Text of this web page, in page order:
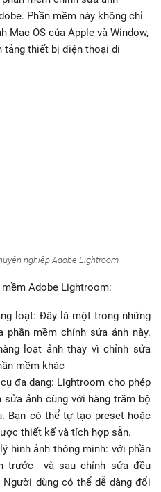
Phần mềm này không chỉ
Mac OS của Apple và Window,
tảng thiết bị điện thoại di
nghiệp Adobe Lightroom
Adobe Lightroom:
loạt: Đây là một trong những
phần mềm chỉnh sửa ảnh này.
loạt ảnh thay vì chỉnh sửa
mềm khác
đa dạng: Lightroom cho phép
ảnh cùng với hàng trăm bộ
Bạn có thể tự tạo preset hoặc
thiết kế và tích hợp sẵn.
hình ảnh thông minh: với phần
trước và sau chỉnh sửa đều
dùng có thể dễ dàng đổi